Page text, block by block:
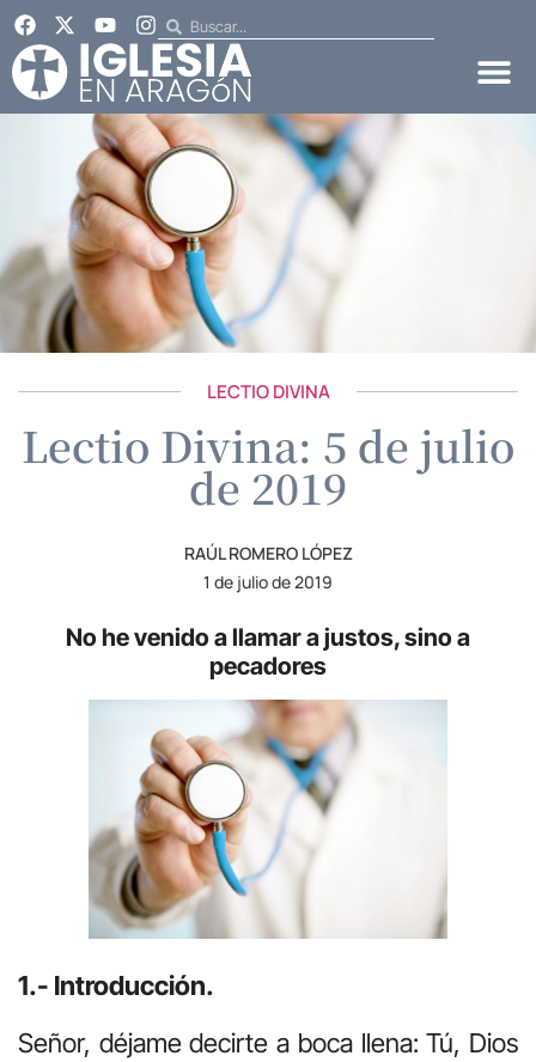
LECTIO DIVINA
Lectio Divina: 5 de julio
de 2019
RAÚL ROMERO LÓPEZ
1 de julio de 2019
No he venido a llamar a justos, sino a
pecadores
1.- Introducción.
Señor, déjame decirte a boca llena: Tú, Dios